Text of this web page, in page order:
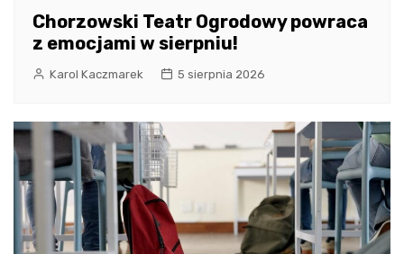
Chorzowski Teatr Ogrodowy powraca
z emocjami w sierpniu!
Karol Kaczmarek 5 sierpnia 2026